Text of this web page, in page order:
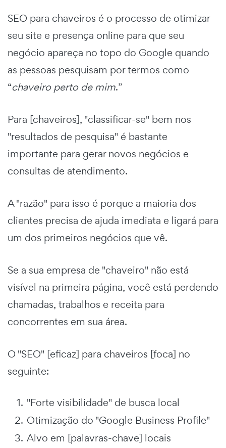
SEO para chaveiros é o processo de otimizar
seu site e presença online para que seu
negócio apareça no topo do Google quando
as pessoas pesquisam por termos como
“chaveiro perto de mim.”
Para [chaveiros], "classificar-se" bem nos
"resultados de pesquisa" é bastante
importante para gerar novos negócios e
consultas de atendimento.
A "razão" para isso é porque a maioria dos
clientes precisa de ajuda imediata e ligará para
um dos primeiros negócios que vê.
Se a sua empresa de "chaveiro" não está
visível na primeira página, você está perdendo
chamadas, trabalhos e receita para
concorrentes em sua área.
O "SEO" [eficaz] para chaveiros [foca] no
seguinte:
"Forte visibilidade" de busca local
Otimização do "Google Business Profile"
Alvo em [palavras-chave] locais